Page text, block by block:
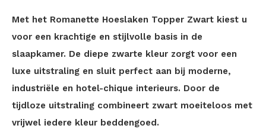
Met het Romanette Hoeslaken Topper Zwart kiest u
voor een krachtige en stijlvolle basis in de
slaapkamer. De diepe zwarte kleur zorgt voor een
luxe uitstraling en sluit perfect aan bij moderne,
industriële en hotel-chique interieurs. Door de
tijdloze uitstraling combineert zwart moeiteloos met
vrijwel iedere kleur beddengoed.